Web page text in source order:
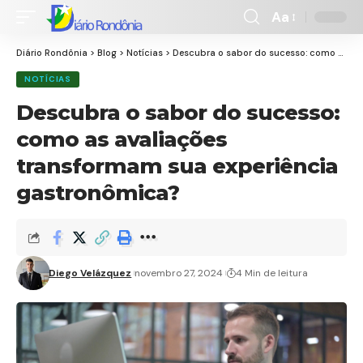
Font
Resizer
Aa
Diário Rondônia > Blog > Notícias > Descubra o sabor do sucesso: como as avaliações transformam sua experiência gastronômica?
NOTÍCIAS
Descubra o sabor do sucesso:
como as avaliações
transformam sua experiência
gastronômica?
Diego Velázquez novembro 27, 2024 4 Min de leitura